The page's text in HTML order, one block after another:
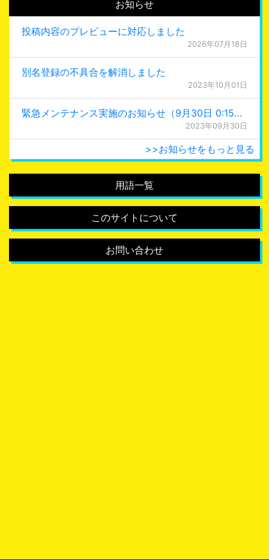
お知らせ
投稿内容のプレビューに対応しました
2026年07月18日
別名登録の不具合を解消しました
2023年10月01日
緊急メンテナンス実施のお知らせ（9月30日 0:15更新）
2023年09月30日
>>お知らせをもっと見る
用語一覧
このサイトについて
お問い合わせ